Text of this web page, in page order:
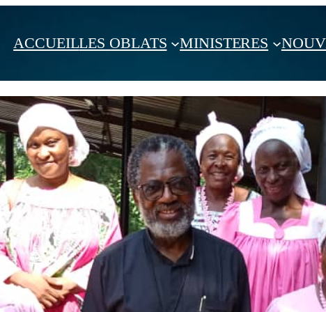
ACCUEILLES OBLATS MINISTERES